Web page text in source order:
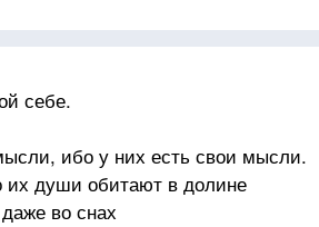
на пути бесконечности
быстро и далеко. Пусть ваш
как любит он летящую стрелу, так
себе.
ибо у них есть свои мысли.
их души обитают в долине
во снах